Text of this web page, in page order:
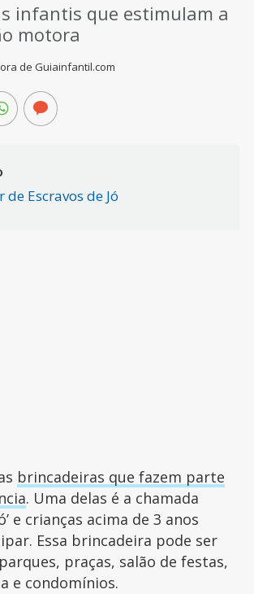
infantis que estimulam a
motora
de Guiainfantil.com
Escravos de Jó
brincadeiras que fazem parte
. Uma delas é a chamada
e crianças acima de 3 anos
Essa brincadeira pode ser
praças, salão de festas,
e condomínios.